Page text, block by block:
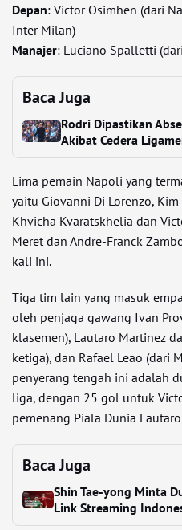
Depan: Victor Osimhen (dari
Inter Milan)
Manajer: Luciano Spalletti
Baca Juga
Rodri Dipastikan
Akibat Cedera
Lima pemain Napoli yang
yaitu Giovanni Di Lorenzo,
Khvicha Kvaratskhelia dan
Meret dan Andre-Franck
kali ini.
Tiga tim lain yang masuk
oleh penjaga gawang Ivan
klasemen), Lautaro Martinez
ketiga), dan Rafael Leao (dari
penyerang tengah ini adalah
liga, dengan 25 gol untuk
pemenang Piala Dunia
Baca Juga
Shin Tae-yong Minta
Link Streaming